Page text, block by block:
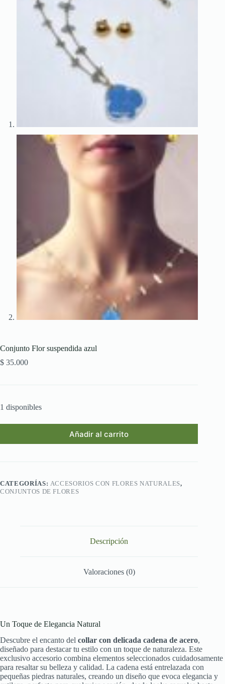
Conjunto Flor suspendida azul
$ 35.000
1 disponibles
Añadir al carrito
CATEGORÍAS: ACCESORIOS CON FLORES NATURALES,
CONJUNTOS DE FLORES
Descripción
Valoraciones (0)
Un Toque de Elegancia Natural
Descubre el encanto del collar con delicada cadena de acero,
diseñado para destacar tu estilo con un toque de naturaleza. Este
exclusivo accesorio combina elementos seleccionados cuidadosamente
para resaltar su belleza y calidad. La cadena está entrelazada con
pequeñas piedras naturales, creando un diseño que evoca elegancia y